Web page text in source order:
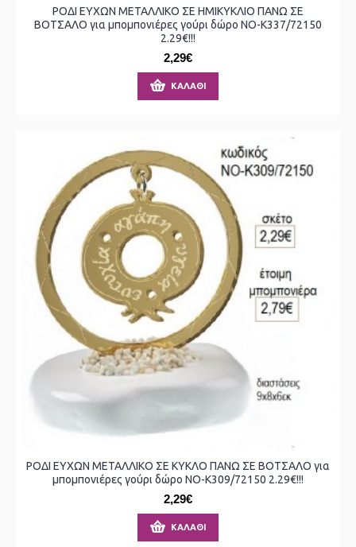
ΡΟΔΙ ΕΥΧΩΝ ΜΕΤΑΛΛΙΚΟ ΣΕ ΗΜΙΚΥΚΛΙΟ ΠΑΝΩ ΣΕ
ΒΟΤΣΑΛΟ για μπομπονιέρες γούρι δώρο ΝΟ-Κ337/72150
2.29€!!!
2,29€
ΚΑΛΆΘΙ
ΡΟΔΙ ΕΥΧΩΝ ΜΕΤΑΛΛΙΚΟ ΣΕ ΚΥΚΛΟ ΠΑΝΩ ΣΕ ΒΟΤΣΑΛΟ για
μπομπονιέρες γούρι δώρο ΝΟ-Κ309/72150 2.29€!!!
2,29€
ΚΑΛΆΘΙ